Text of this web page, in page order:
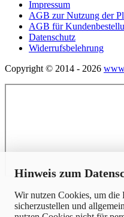
Hinweis zum
Wir nutzen Cookies, um die
sicherzustellen und
Impressum
AGB zur Nutzung der
AGB für
Datenschutz
Widerrufsbelehrung
Copyright © 2014 - 2026